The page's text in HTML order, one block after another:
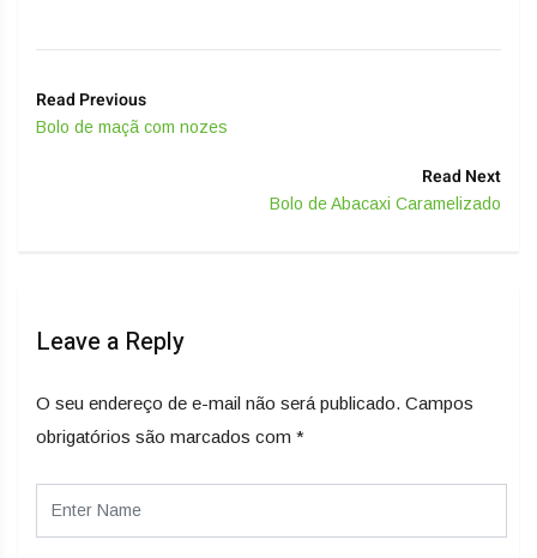
Read Previous
Bolo de maçã com nozes
Read Next
Bolo de Abacaxi Caramelizado
Leave a Reply
O seu endereço de e-mail não será publicado. Campos
obrigatórios são marcados com *